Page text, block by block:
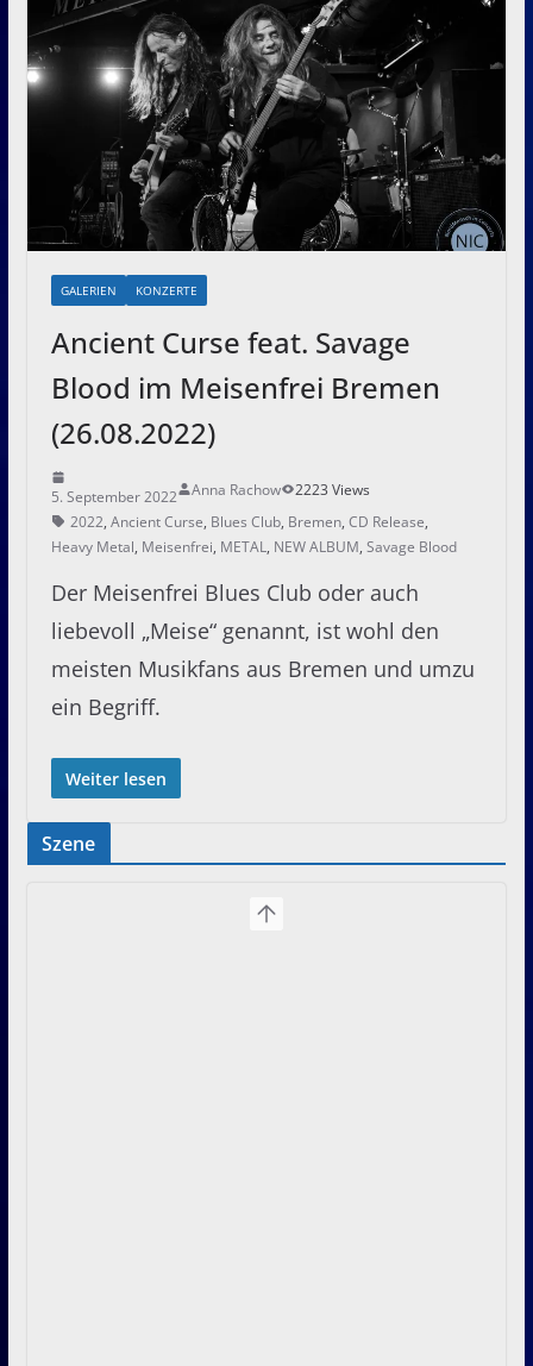
GALERIEN KONZERTE
Ancient Curse feat. Savage
Blood im Meisenfrei Bremen
(26.08.2022)
5. September 2022 Anna Rachow
2223 Views
2022, Ancient Curse, Blues Club, Bremen, CD Release,
Heavy Metal, Meisenfrei, METAL, NEW ALBUM, Savage Blood
Der Meisenfrei Blues Club oder auch
liebevoll „Meise“ genannt, ist wohl den
meisten Musikfans aus Bremen und umzu
ein Begriff.
Weiter lesen
Szene